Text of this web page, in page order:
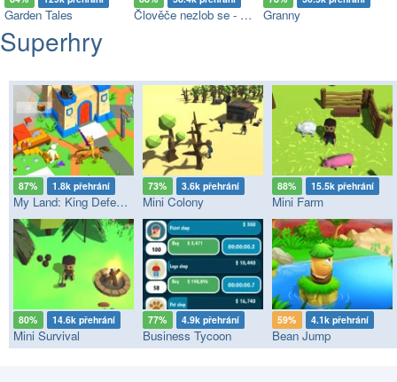
Garden Tales Člověče nezlob se - Multiplayer Granny
Superhry
87% 1.8k přehrání
My Land: King Defender
73% 3.6k přehrání
Mini Colony
88% 15.5k přehrání
Mini Farm
80% 14.6k přehrání
Mini Survival
77% 4.9k přehrání
Business Tycoon
59% 4.1k přehrání
Bean Jump